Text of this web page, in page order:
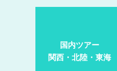
国内ツアー
関西・北陸・東海